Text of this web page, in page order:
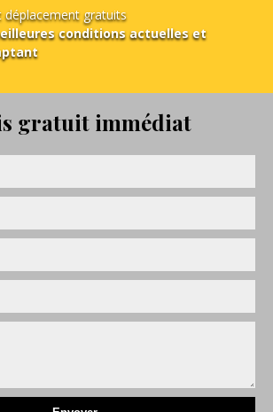
déplacement gratuits
conditions actuelles et
gratuit immédiat